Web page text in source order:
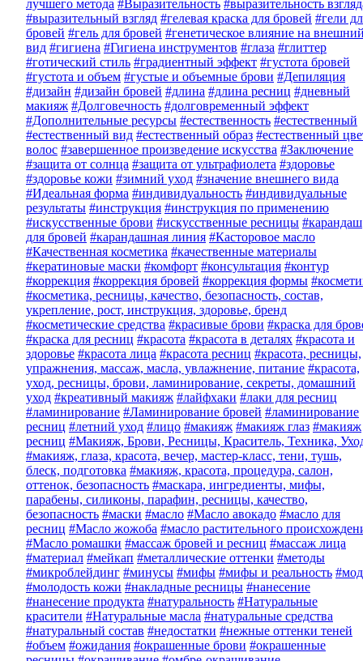
лучшего метода #Выразительность #выразительность
#выразительный взгляд #гелевая краска для бровей #гели
бровей #гель для бровей #генетическое влияние на
вид #гигиена #Гигиена инструментов #глаза #глиттер
#готический стиль #градиентный эффект #густота бровей
#густота и объем #густые и объемные брови #Депиляция
#дизайн #дизайн бровей #длина #длина ресниц #дневный
макияж #Долговечность #долговременный эффект
#Дополнительные ресурсы #естественность #естественный
#естественный вид #естественный образ #естественный
волос #завершенное произведение искусства #Заключение
#защита от солнца #защита от ультрафиолета #здоровье
#здоровье кожи #зимний уход #значение внешнего вида
#Идеальная форма #индивидуальность #индивидуальные
результаты #инструкция #инструкция по применению
#искусственные брови #искусственные ресницы #карандаш
для бровей #карандашная линия #Касторовое масло
#Качественная косметика #качественные материалы
#кератиновые маски #комфорт #консультация #контур
#коррекция #коррекция бровей #коррекция формы
#косметика, ресницы, качество, безопасность, состав,
укрепление, рост, инструкция, здоровье, бренд
#косметические средства #красивые брови #краска для
#краска для ресниц #красота #красота в деталях #красота и
здоровье #красота лица #красота ресниц #красота, ресницы,
упражнения, массаж, масла, увлажнение, питание #красота,
уход, ресницы, брови, ламинирование, секреты, домашний
уход #креативный макияж #лайфхаки #лаки для ресниц
#ламинирование #Ламинирование бровей #ламинирование
ресниц #летний уход #лицо #макияж #макияж глаз #макияж
ресниц #Макияж, Брови, Ресницы, Краситель, Техника,
#макияж, глаза, красота, вечер, мастер-класс, тени, тушь,
блеск, подготовка #макияж, красота, процедура, салон,
оттенок, безопасность #маскара, ингредиенты, мифы,
парабены, силиконы, парафин, ресницы, качество,
безопасность #маски #масло #Масло авокадо #масло для
ресниц #Масло жожоба #масло растительного
#Масло ромашки #массаж бровей и ресниц #массаж лица
#материал #мейкап #металлические оттенки #методы
#микроблейдинг #минусы #мифы #мифы и реальность
#молодость кожи #накладные ресницы #нанесение
#нанесение продукта #натуральность #Натуральные
красители #Натуральные масла #натуральные средства
#натуральный состав #недостатки #нежные оттенки теней
#объем #ожидания #окрашенные брови #окрашенные